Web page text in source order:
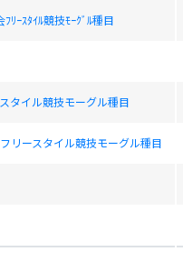
ﾘｰｽﾀｲﾙ競技ﾓｰｸﾞﾙ種目
タイル競技モーグル種目
リースタイル競技モーグル種目